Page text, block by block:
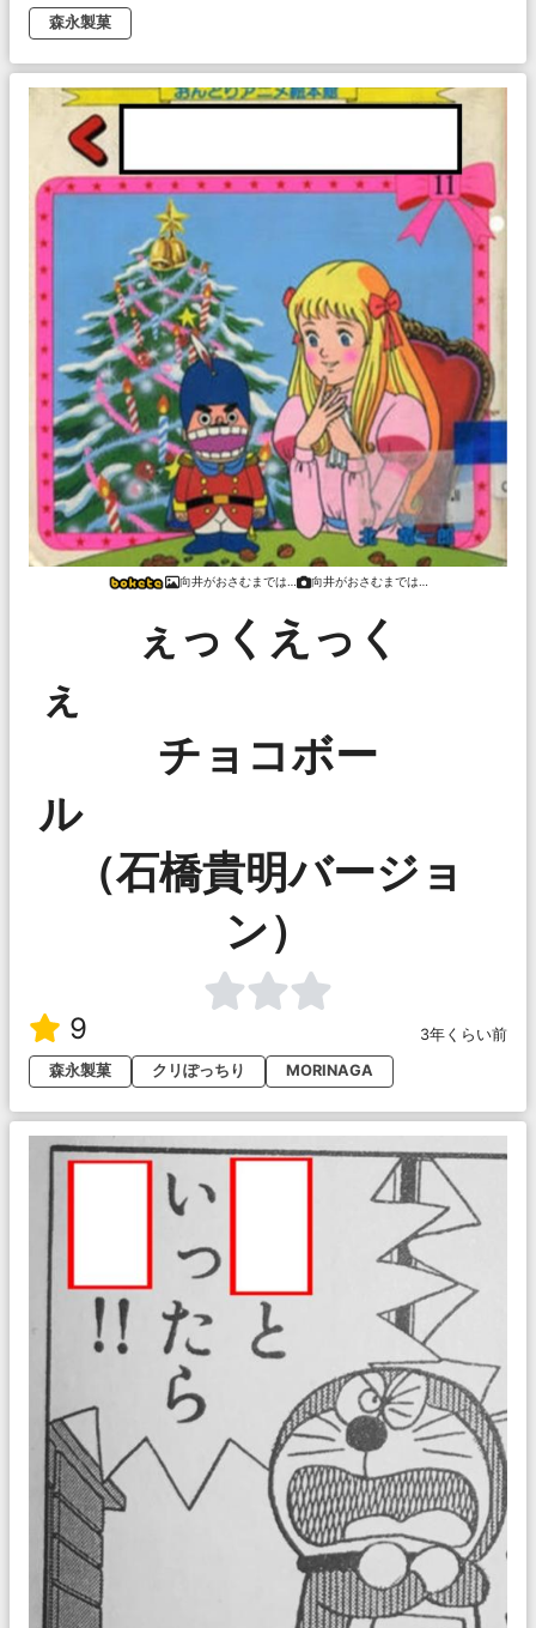
森永製菓
向井がおさむまでは… 向井がおさむまでは…
ぇっくえっく
ぇ
チョコボー
（石橋貴明バージョ
ン）
9
3年くらい前
森永製菓
クリぽっちり MORINAGA